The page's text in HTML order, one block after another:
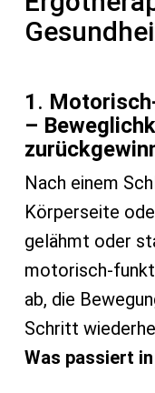
1 .
–
Nach einem
Körperseite
gelähmt oder
motorisch-
ab, die
Schritt
Was passiert